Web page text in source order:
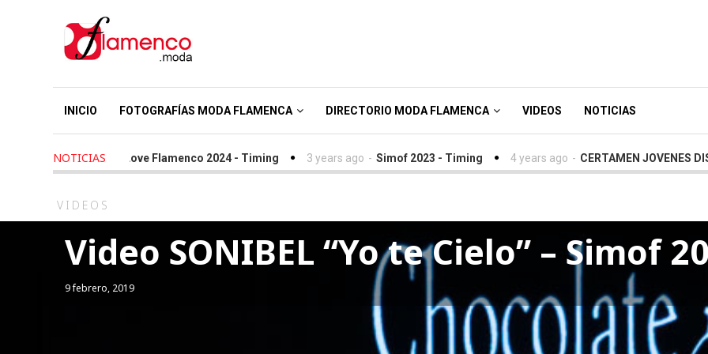
INICIO FOTOGRAFÍAS MODA FLAMENCA DIRECTORIO MODA FLAMENCA VIDEOS NOTICIAS
NOTICIAS
- We Love Flamenco 2024 - Timing 3 years ago - Simof 2023 - Timing 4 years ago - CERTAMEN JOVENES
VIDEOS
Video SONIBEL “Yo te Cielo” – Simof
9 febrero, 2019